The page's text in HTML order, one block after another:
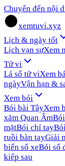
Chuyển đến nội
xemtuvi.xyz
Lịch & ngày tốt
Lịch vạn sựXem
Tử vi
Lá số tử viXem
ngàyVận hạn &
Xem bói
Bói bài TâyXem
xăm Quan Âm
mặtBói chỉ tay
ruồi bàn tayGiải
biển số xeBói số
kiếp sau